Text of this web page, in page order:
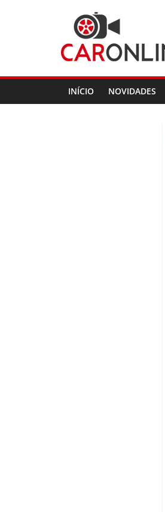
CarOnline.TV
Ensaios
Automóvel
INÍCIO NOVIDADES